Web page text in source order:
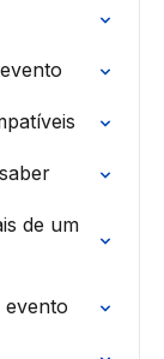
de um
evento